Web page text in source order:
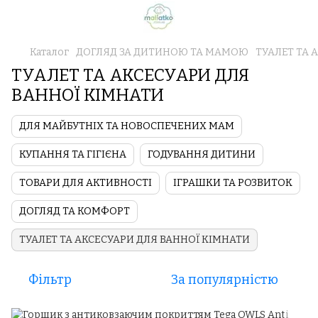
Каталог ДОГЛЯД ЗА ДИТИНОЮ ТА МАМОЮ ТУАЛЕТ ТА
ТУАЛЕТ ТА АКСЕСУАРИ ДЛЯ
ВАННОЇ КІМНАТИ
ДЛЯ МАЙБУТНІХ ТА НОВОСПЕЧЕНИХ МАМ
КУПАННЯ ТА ГІГІЄНА ГОДУВАННЯ ДИТИНИ
ТОВАРИ ДЛЯ АКТИВНОСТІ ІГРАШКИ ТА РОЗВИТОК
ДОГЛЯД ТА КОМФОРТ
ТУАЛЕТ ТА АКСЕСУАРИ ДЛЯ ВАННОЇ КІМНАТИ
Фільтр За популярністю